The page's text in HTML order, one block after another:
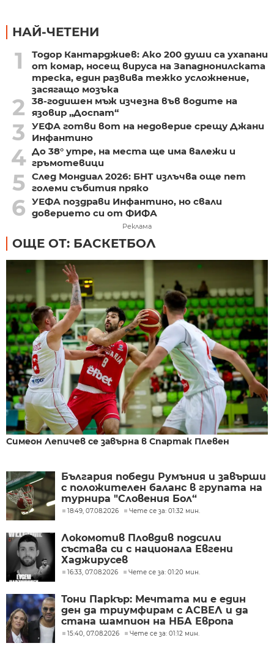
НАЙ-ЧЕТЕНИ
1
Тодор Кантарджиев: Ако 200 души са ухапани
от комар, носещ вируса на Западнонилската
треска, един развива тежко усложнение,
засягащо мозъка
2
38-годишен мъж изчезна във водите на
язовир „Доспат“
3
УЕФА готви вот на недоверие срещу Джани
Инфантино
4 До 38° утре, на места ще има валежи и
гръмотевици
5 След Мондиал 2026: БНТ излъчва още пет
големи събития пряко
6 УЕФА поздрави Инфантино, но свали
доверието си от ФИФА
Реклама
ОЩЕ ОТ: БАСКЕТБОЛ
Симеон Лепичев се завърна в Спартак Плевен
България победи Румъния и завърши
с положителен баланс в групата на
турнира "Словения Бол“
18:49, 07.08.2026 Чете се за: 01:32 мин.
Локомотив Пловдив подсили
състава си с национала Евгени
Хаджирусев
16:33, 07.08.2026 Чете се за: 01:20 мин.
Тони Паркър: Мечтата ми е един
ден да триумфирам с АСВЕЛ и да
стана шампион на НБА Европа
15:40, 07.08.2026 Чете се за: 01:12 мин.